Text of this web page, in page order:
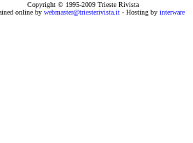
Copyright © 1995-2009 Trieste Rivista
online by webmaster@triesterivista.it- Hosting by interware